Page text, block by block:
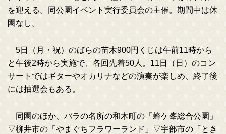
を迎える。同公園イベント実行委員会の主催。期間中は休
園なし。
5日（月・祝）のばらの苗木900円くじは午前11時から
と午後2時から実施で、各回先着50人。11日（日）のコン
サートではギターやオカリナなどの演奏が楽しめ、終了後
には抽選会もある。
同園のほか、バラの名所の和木町の「蜂ケ峯総合公園」
▽柳井市の「やまぐちフラワーランド」▽宇部市の「とき